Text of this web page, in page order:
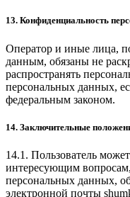
13. Конфиденциальность
Оператор и иные лица,
данным, обязаны не
распространять
персональных данных,
федеральным законом.
14. Заключительные
14.1. Пользователь
интересующим
персональных данных,
электронной почты